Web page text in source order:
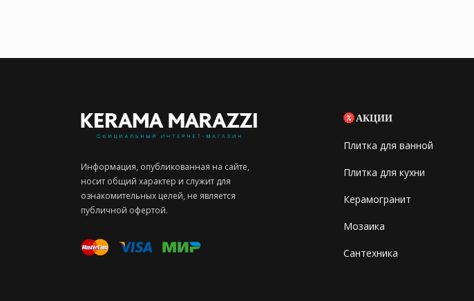
Информация, опубликованная на сайте,
носит общий характер и служит для
ознакомительных целей, не является
публичной офертой.
АКЦИИ
Плитка для ванной
Плитка для кухни
Керамогранит
Мозаика
Сантехника